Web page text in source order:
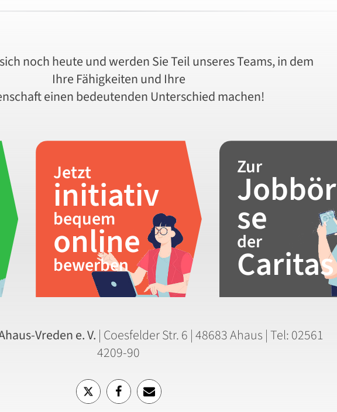
noch heute und werden Sie Teil unseres Teams, in dem
Ihre Fähigkeiten und Ihre
einen bedeutenden Unterschied machen!
Jetzt
initiativ
bequem
online
bewerben
Zur
Jobbör
se
der
Caritas
Vreden e. V. | Coesfelder Str. 6 | 48683 Ahaus | Tel: 02561
4209-90